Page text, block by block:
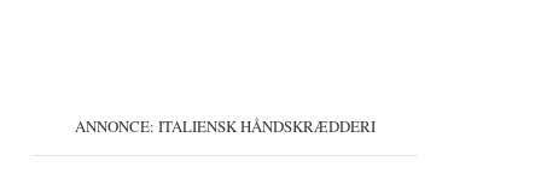
ANNONCE: ITALIENSK HÅNDSKRÆDDERI